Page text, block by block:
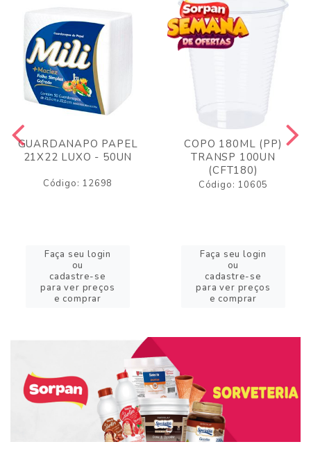
GUARDANAPO PAPEL
21X22 LUXO - 50UN
Código: 12698
Faça seu login
ou
cadastre-se
para ver preços
e comprar
COPO 180ML (PP)
TRANSP 100UN
(CFT180)
Código: 10605
Faça seu login
ou
cadastre-se
para ver preços
e comprar